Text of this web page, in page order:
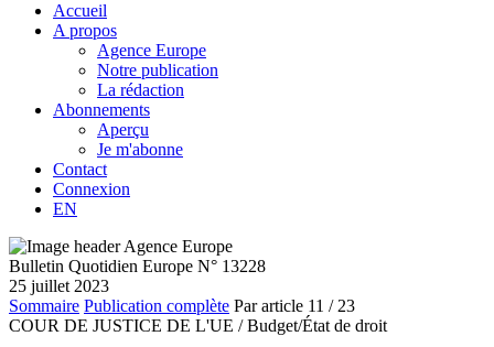
Accueil
A propos
Agence Europe
Notre publication
La rédaction
Abonnements
Aperçu
Je m'abonne
Contact
Connexion
EN
Bulletin Quotidien Europe N° 13228
25 juillet 2023
Sommaire Publication complète Par article 11 / 23
COUR DE JUSTICE DE L'UE / Budget/État de droit